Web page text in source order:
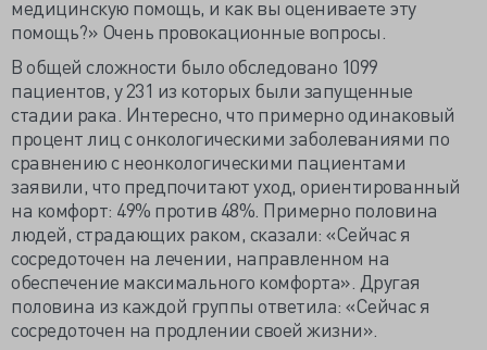
медицинскую помощь, и как вы оцениваете эту
помощь?» Очень провокационные вопросы.
В общей сложности было обследовано 1099
пациентов, у 231 из которых были запущенные
стадии рака. Интересно, что примерно одинаковый
процент лиц с онкологическими заболеваниями по
сравнению с неонкологическими пациентами
заявили, что предпочитают уход, ориентированный
на комфорт: 49% против 48%. Примерно половина
людей, страдающих раком, сказали: «Сейчас я
сосредоточен на лечении, направленном на
обеспечение максимального комфорта». Другая
половина из каждой группы ответила: «Сейчас я
сосредоточен на продлении своей жизни».